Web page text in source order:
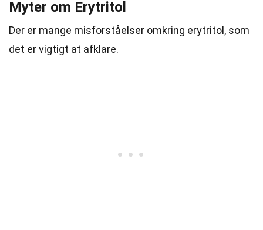
Myter om Erytritol
Der er mange misforståelser omkring erytritol, som
det er vigtigt at afklare.